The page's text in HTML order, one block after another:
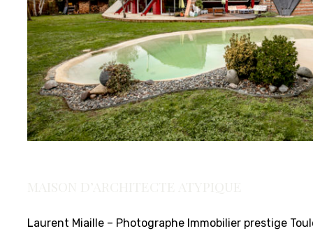
Laurent Miaille – Photographe Immobilier prestige